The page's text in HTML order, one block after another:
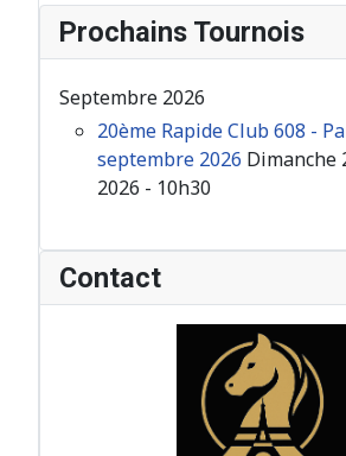
Prochains Tournois
Septembre 2026
20ème Rapide Club 608 -
septembre 2026 Dimanche
2026 - 10h30
Contact